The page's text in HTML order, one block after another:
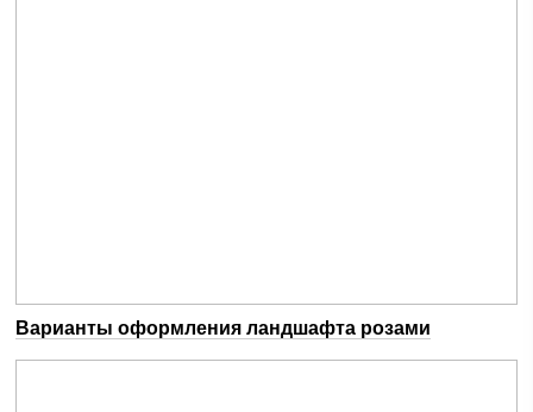
Варианты оформления ландшафта розами